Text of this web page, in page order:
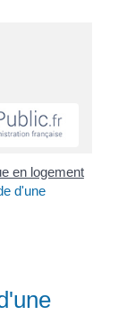
en logement
d'une